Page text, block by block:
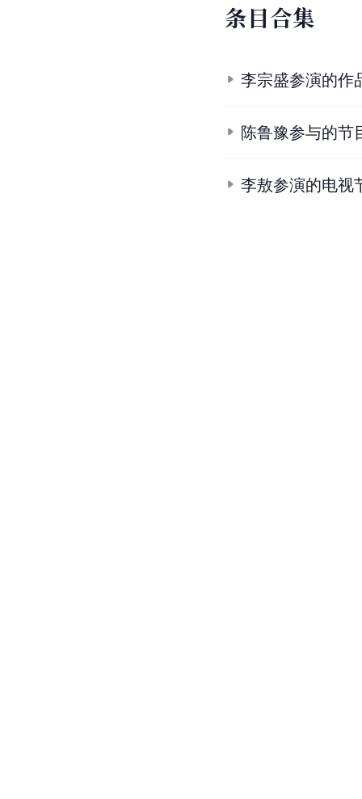
条目合集
李宗盛参演的作
陈鲁豫参与的节
李敖参演的电视